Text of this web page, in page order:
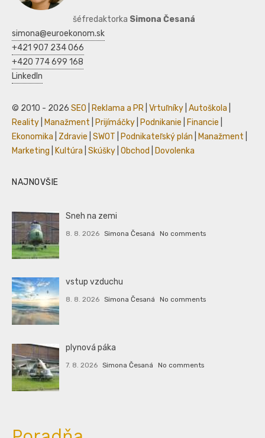
šéfredaktorka Simona Česaná
simona@euroekonom.sk
+421 907 234 066
+420 774 699 168
LinkedIn
© 2010 - 2026 SEO Reklama a PR Vrtuľníky Autoškola
Reality
Manažment Prijímáčky Podnikanie Financie
Ekonomika
Zdravie SWOT Podnikateľský plán Manažment
Marketing
Kultúra Skúšky Obchod Dovolenka
NAJNOVŠIE
Sneh na zemi
8. 8. 2026 Simona Česaná No comments
vstup vzduchu
8. 8. 2026 Simona Česaná No comments
plynová páka
7. 8. 2026 Simona Česaná No comments